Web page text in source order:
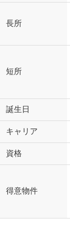
長所
短所
誕生日
キャリア
資格
得意物件